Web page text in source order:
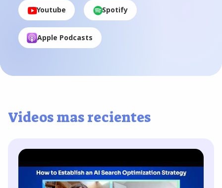
Youtube Spotify
Apple Podcasts
Videos mas recientes